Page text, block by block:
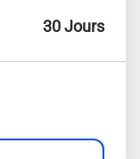
30 Jours